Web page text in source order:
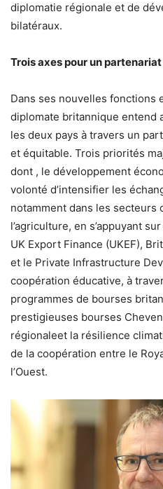
diplomatie régionale et de
bilatéraux.
Trois axes pour un
Dans ses nouvelles fonctions
diplomate britannique entend
les deux pays à travers un
et équitable. Trois priorités
dont , le développement
volonté d’intensifier les
notamment dans les secteurs
l’agriculture, en s’appuyant
UK Export Finance (UKEF),
et le Private Infrastructure
coopération éducative, à
programmes de bourses
prestigieuses bourses
régionaleet la résilience
de la coopération entre le
l’Ouest.